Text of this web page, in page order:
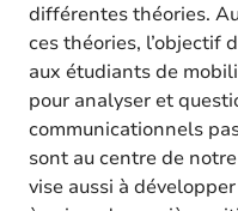
différentes théories.
ces théories, l’objectif
aux étudiants de
pour analyser et
communicationnels
sont au centre de
vise aussi à